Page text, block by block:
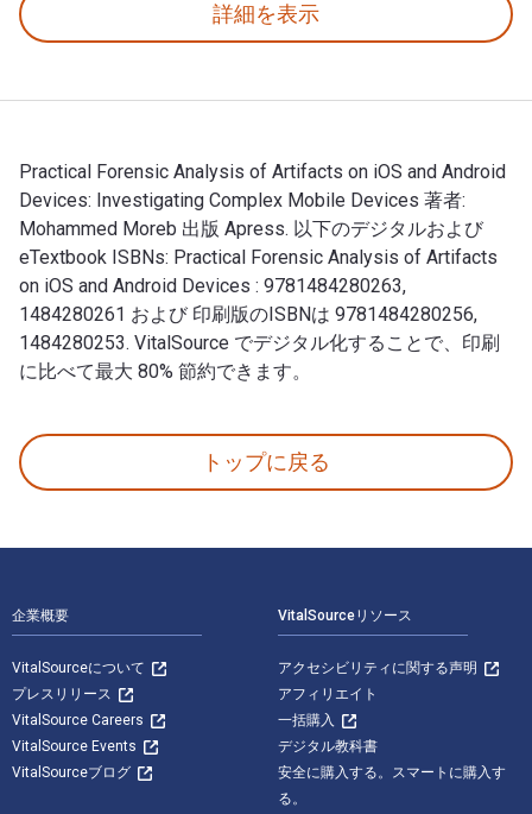
詳細を表示
Practical Forensic Analysis of Artifacts on iOS and Android
Devices: Investigating Complex Mobile Devices 著者:
Mohammed Moreb 出版 Apress. 以下のデジタルおよび
eTextbook ISBNs: Practical Forensic Analysis of Artifacts
on iOS and Android Devices : 9781484280263,
1484280261 および 印刷版のISBNは 9781484280256,
1484280253. VitalSource でデジタル化することで、印刷
に比べて最大 80% 節約できます。
トップに戻る
企業概要
VitalSourceについて
プレスリリース
VitalSource Careers
VitalSource Events
VitalSourceブログ
VitalSourceリソース
アクセシビリティに関する声明
アフィリエイト
一括購入
デジタル教科書
安全に購入する。スマートに購入す
る。